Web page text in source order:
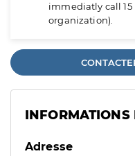
immediatly call
organization).
INFORMATIONS
Adresse